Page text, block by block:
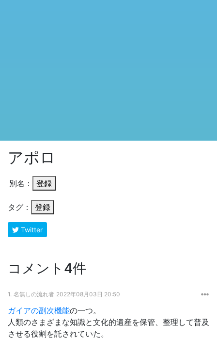
アポロ
別名： 登録
タグ： 登録
Twitter
コメント4件
1. 名無しの流れ者 2022年08月03日 20:50
ガイアの副次機能の一つ。
人類のさまざまな知識と文化的遺産を保管、整理して普及
させる役割を託されていた。